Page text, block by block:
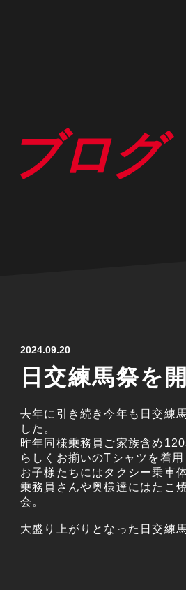
ブログ
2024.09.20
日交練馬祭を
去年に引き続き今年も日交練
した。
昨年同様乗務員ご家族含め
らしくお揃いのTシャツを着
お子様たちにはタクシー乗車
乗務員さんや奥様達にはたこ
会。
大盛り上がりとなった日交練